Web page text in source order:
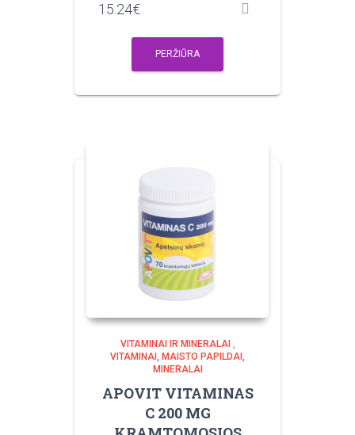
15.24€
PERŽIŪRA
VITAMINAI IR MINERALAI ,
VITAMINAI, MAISTO PAPILDAI,
MINERALAI
APOVIT VITAMINAS
C 200 MG